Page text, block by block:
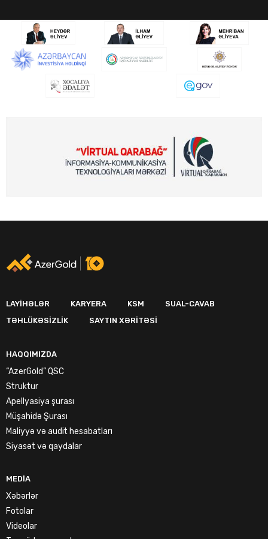
LAYIHƏLƏR KARYERA KSM
SUAL-CAVAB
TƏHLÜKƏSIZLIK
SAYTIN XƏRITƏSI
HAQQIMIZDA
“AzerGold” QSC
Struktur
Apellyasiya şurası
Müşahidə Şurası
Maliyyə və audit hesabatları
Siyasət və qaydalar
MEDIA
Xəbərlər
Fotolar
Videolar